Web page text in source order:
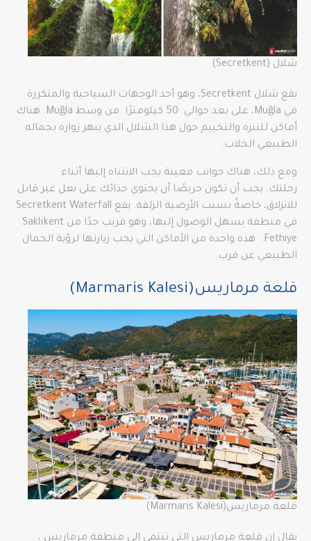
شلال (Secretkent)
يقع شلال Secretkent، وهو أحد الوجهات السياحية والمتكررة
في Muğla، على بعد حوالي 50 كيلومترًا من وسط Muğla. هناك
أماكن للتنزه والتخييم حول هذا الشلال الذي يبهر زواره بجماله
الطبيعي الخلاب.
ومع ذلك، هناك جوانب معينة يجب الانتباه إليها أثناء
رحلتك. يجب أن تكون حريصًا أن يحتوي حذائك على نعل غير قابل
للانزلاق، خاصةً بسبب الأرضية الزلقة. يقع Secretkent Waterfall
في منطقة يسهل الوصول إليها، وهو قريب جدًا من Saklıkent
Fethiye.
هذه واحدة من الأماكن التي يجب زيارتها لرؤية الجمال
الطبيعي عن قرب.
قلعة مرماريس(Marmaris Kalesi)
قلعة مرماريس(Marmaris Kalesi)
يقال إن قلعة مرماريس التي تنتمي إلى منطقة مرماريس ،